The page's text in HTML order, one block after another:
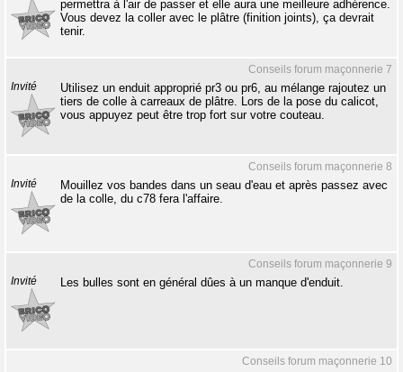
permettra à l'air de passer et elle aura une meilleure adhérence.
Vous devez la coller avec le plâtre (finition joints), ça devrait
tenir.
Conseils forum maçonnerie 7
Invité
Utilisez un enduit approprié pr3 ou pr6, au mélange rajoutez un
tiers de colle à carreaux de plâtre. Lors de la pose du calicot,
vous appuyez peut être trop fort sur votre couteau.
Conseils forum maçonnerie 8
Invité
Mouillez vos bandes dans un seau d'eau et après passez avec
de la colle, du c78 fera l'affaire.
Conseils forum maçonnerie 9
Invité Les bulles sont en général dûes à un manque d'enduit.
Conseils forum maçonnerie 10